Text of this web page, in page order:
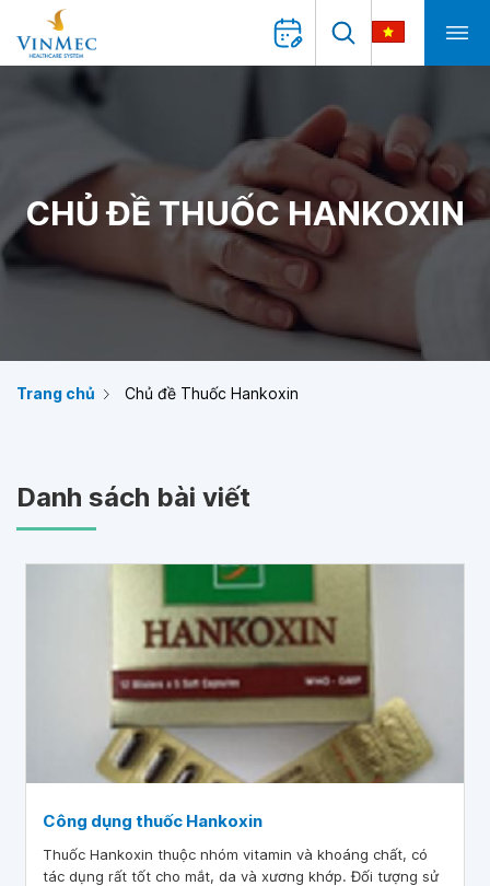
CHỦ ĐỀ THUỐC HANKOXIN
Trang chủ Chủ đề Thuốc Hankoxin
Danh sách bài viết
Công dụng thuốc Hankoxin
Thuốc Hankoxin thuộc nhóm vitamin và khoáng chất, có
tác dụng rất tốt cho mắt, da và xương khớp. Đối tượng sử